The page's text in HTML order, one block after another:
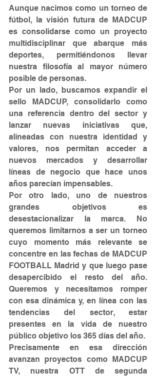
Aunque nacimos como un torneo de
fútbol, la visión futura de MADCUP
es consolidarse como un proyecto
multidisciplinar que abarque más
deportes, permitiéndonos llevar
nuestra filosofía al mayor número
posible de personas.
Por un lado, buscamos expandir el
sello MADCUP, consolidarlo como
una referencia dentro del sector y
lanzar nuevas iniciativas que,
alineadas con nuestra identidad y
valores, nos permitan acceder a
nuevos mercados y desarrollar
líneas de negocio que hace unos
años parecían impensables.
Por otro lado, uno de nuestros
grandes objetivos es
desestacionalizar la marca. No
queremos limitarnos a ser un torneo
cuyo momento más relevante se
concentre en las fechas de MADCUP
FOOTBALL Madrid y que luego pase
desapercibido el resto del año.
Queremos y necesitamos romper
con esa dinámica y, en línea con las
tendencias del sector, estar
presentes en la vida de nuestro
público objetivo los 365 días del año.
Precisamente en esa dirección
avanzan proyectos como MADCUP
TV, nuestra OTT de segunda